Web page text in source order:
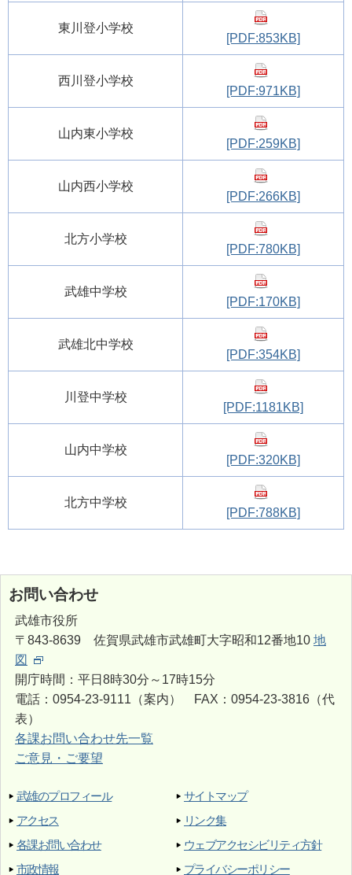
東川登小学校
[PDF:853KB]
西川登小学校
[PDF:971KB]
山内東小学校
[PDF:259KB]
山内西小学校
[PDF:266KB]
北方小学校
[PDF:780KB]
武雄中学校
[PDF:170KB]
武雄北中学校
[PDF:354KB]
川登中学校
[PDF:1181KB]
山内中学校
[PDF:320KB]
北方中学校
[PDF:788KB]
お問い合わせ
武雄市役所
〒843-8639 佐賀県武雄市武雄町大字昭和12番地10 地
図
開庁時間：平日8時30分～17時15分
電話：0954-23-9111（案内） FAX：0954-23-3816（代
表）
各課お問い合わせ先一覧
ご意見・ご要望
武雄のプロフィール
アクセス
各課お問い合わせ
市政情報
サイトマップ
リンク集
ウェブアクセシビリティ方針
プライバシーポリシー